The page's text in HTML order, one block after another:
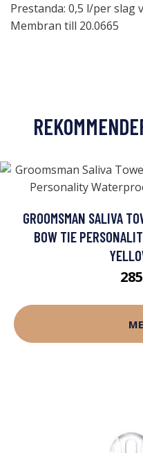
Prestanda: 0,5 l/per
Membran till 20.0665
GROOMSMAN SALIVA
BOW TIE